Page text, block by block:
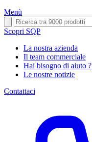
Menù
Scopri SQP
La nostra azienda
Il team commerciale
Hai bisogno di aiuto ?
Le nostre notizie
Contattaci